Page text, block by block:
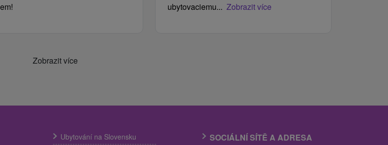
ubytovaciemu... Zobrazit více
Zobrazit více
Ubytování na Slovensku SOCIÁLNÍ SÍTĚ A ADRESA